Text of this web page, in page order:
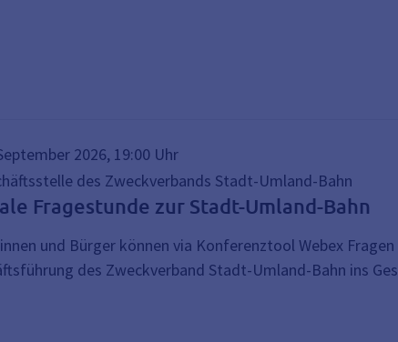
2026, 19:00 Uhr
des Zweckverbands Stadt-Umland-Bahn
Fragestunde zur Stadt-Umland-Bahn
und Bürger können via Konferenztool Webex
des Zweckverband Stadt-Umland-Bahn ins